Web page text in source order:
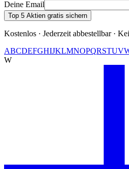
Deine Email
Top 5 Aktien gratis sichern
Kostenlos · Jederzeit abbestellbar ·
ABCDEFGHIJKLMNOPQRSTUV
W